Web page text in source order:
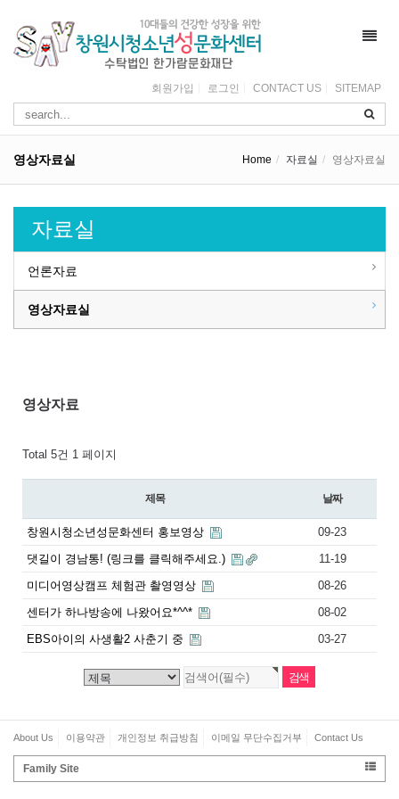
회원가입 로그인 CONTACT US SITEMAP
영상자료실 Home 자료실 영상자료실
자료실
언론자료
영상자료실
영상자료
Total 5건 1 페이지
제목 날짜
창원시청소년성문화센터 홍보영상
09-23
댓길이 경남통! (링크를 클릭해주세요.)
11-19
미디어영상캠프 체험관 촬영영상
08-26
센터가 하나방송에 나왔어요*^^*
08-02
EBS아이의 사생활2 사춘기 중
03-27
About Us 이용약관 개인정보 취급방침 이메일 무단수집거부 Contact Us
Family Site